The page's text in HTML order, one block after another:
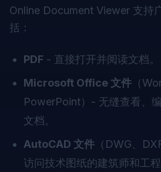
Online Document Viewer 支持
括：
PDF - 直接打开并阅读文档。
Microsoft Office 文件 （
PowerPoint）- 无缝查看、
文档。
AutoCAD 文件 （DWG、
访问技术图纸的建筑师和工